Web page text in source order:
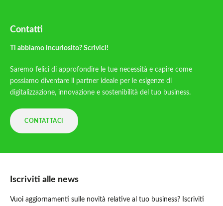
Contatti
Ti abbiamo incuriosito? Scrivici!
Saremo felici di approfondire le tue necessità e capire come
possiamo diventare il partner ideale per le esigenze di
digitalizzazione, innovazione e sostenibilità del tuo business.
CONTATTACI
Iscriviti alle news
Vuoi aggiornamenti sulle novità relative al tuo business? Iscriviti